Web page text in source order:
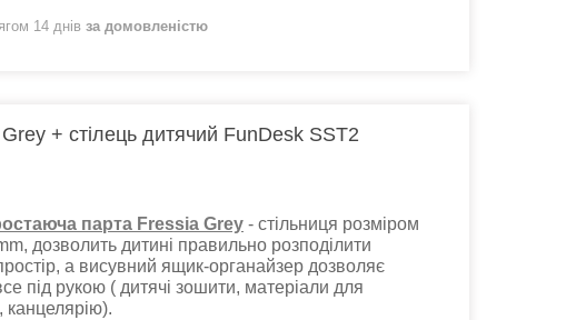
14 днів за домовленістю
+ стілець дитячий FunDesk SST2
парта Fressia Grey - стільниця розміром
дозволить дитині правильно розподілити
а висувний ящик-органайзер дозволяє
під рукою ( дитячі зошити, матеріали для
канцелярію).